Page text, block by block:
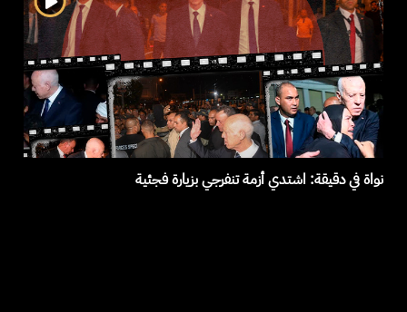
نواة في دقيقة: اشتدي أزمة تنفرجي بزيارة فجئية